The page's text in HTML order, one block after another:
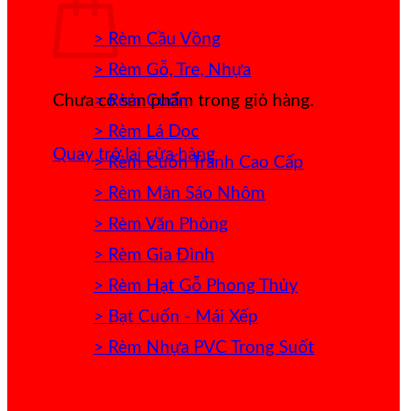
Chưa có sản phẩm trong giỏ hàng.
Quay trở lại cửa hàng
> Rèm Cầu Vồng
> Rèm Gỗ, Tre, Nhựa
> Rèm Cuốn
> Rèm Lá Dọc
> Rèm Cuốn Tranh Cao Cấp
> Rèm Màn Sáo Nhôm
> Rèm Văn Phòng
> Rèm Gia Đình
> Rèm Hạt Gỗ Phong Thủy
> Bạt Cuốn - Mái Xếp
> Rèm Nhựa PVC Trong Suốt